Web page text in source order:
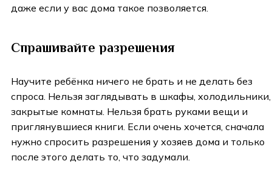
даже если у вас дома такое позволяется.
Спрашивайте разрешения
Научите ребёнка ничего не брать и не делать без
спроса. Нельзя заглядывать в шкафы, холодильники,
закрытые комнаты. Нельзя брать руками вещи и
приглянувшиеся книги. Если очень хочется, сначала
нужно спросить разрешения у хозяев дома и только
после этого делать то, что задумали.